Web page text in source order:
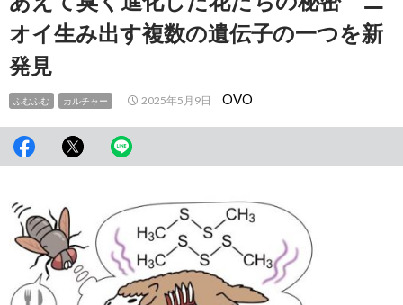
動
オイ生み出す複数の遺伝子の一つを新
発見
ふむふむ カルチャー 2025年5月9日 OVO